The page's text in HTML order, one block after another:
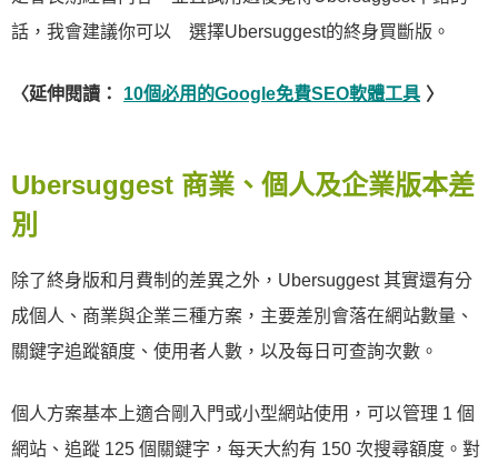
話，我會建議你可以 選擇Ubersuggest的終身買斷版。
〈延伸閱讀： 10個必用的Google免費SEO軟體工具 〉
Ubersuggest 商業、個人及企業版本差
別
除了終身版和月費制的差異之外，Ubersuggest 其實還有分
成個人、商業與企業三種方案，主要差別會落在網站數量、
關鍵字追蹤額度、使用者人數，以及每日可查詢次數。
個人方案基本上適合剛入門或小型網站使用，可以管理 1 個
網站、追蹤 125 個關鍵字，每天大約有 150 次搜尋額度。對